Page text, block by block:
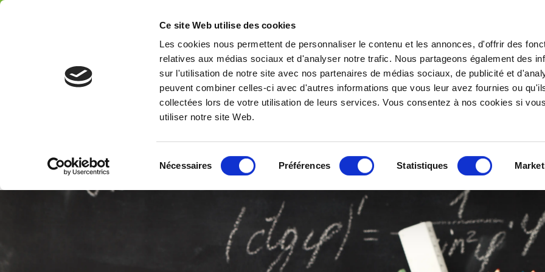
Ce site Web utilise des cookies
Les cookies nous permettent de personnaliser le contenu et les annonces, d'offrir des
relatives aux médias sociaux et d'analyser notre trafic. Nous partageons également des
sur l'utilisation de notre site avec nos partenaires de médias sociaux, de publicité et
peuvent combiner celles-ci avec d'autres informations que vous leur avez fournies ou
collectées lors de votre utilisation de leurs services. Vous consentez à nos cookies si
utiliser notre site Web.
é
Nécessaires Préférences Statistiques
ACCUEIL A PROPOS MENU RÉCEPTION PLATS À LA CARTE